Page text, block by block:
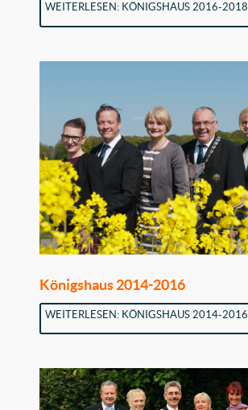
WEITERLESEN: KÖNIGSHAUS 2016-2018
Königshaus 2014-2016
WEITERLESEN: KÖNIGSHAUS 2014-2016